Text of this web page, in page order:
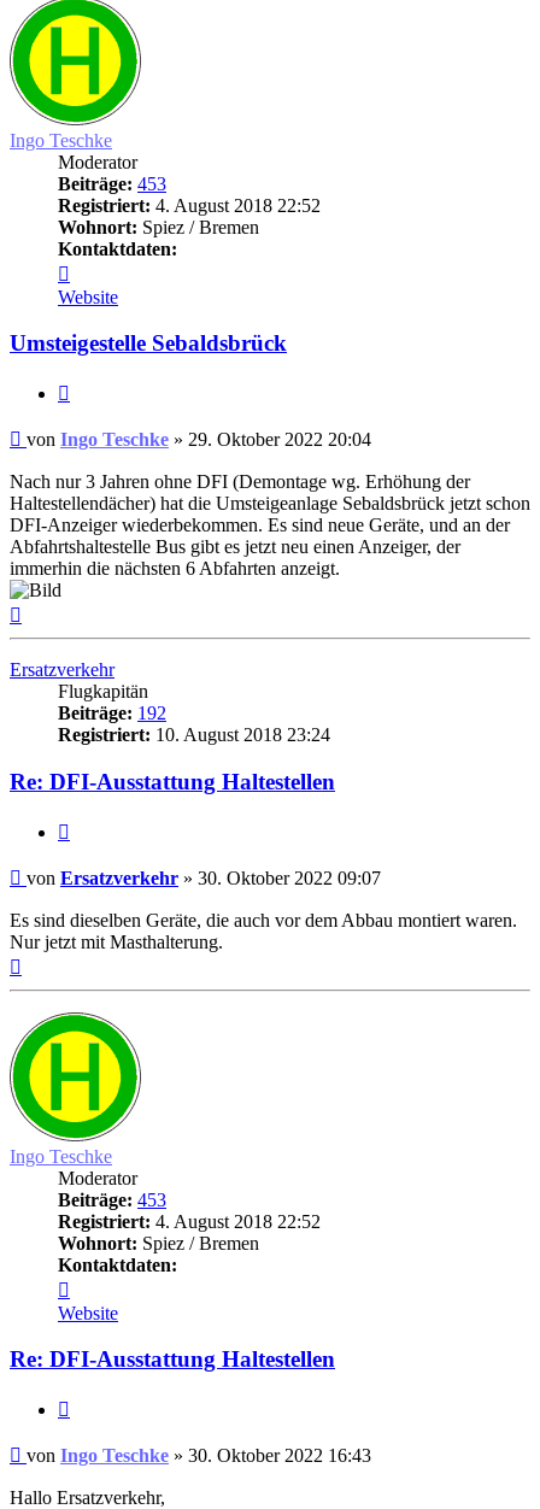
Ingo Teschke
Moderator
Beiträge: 453
Registriert: 4. August 2018 22:52
Wohnort: Spiez / Bremen
Kontaktdaten:
von
Ingo
Teschke
Website
Umsteigestelle Sebaldsbrück
Ungelesener
von Ingo Teschke » 29. Oktober 2022 20:04
Nach nur 3 Jahren ohne DFI (Demontage wg. Erhöhung der
Haltestellendächer) hat die Umsteigeanlage Sebaldsbrück jetzt schon
DFI-Anzeiger wiederbekommen. Es sind neue Geräte, und an der
Abfahrtshaltestelle Bus gibt es jetzt neu einen Anzeiger, der
immerhin die nächsten 6 Abfahrten anzeigt.
Ersatzverkehr
Flugkapitän
Beiträge: 192
Registriert: 10. August 2018 23:24
Re: DFI-Ausstattung Haltestellen
Ungelesener
von Ersatzverkehr » 30. Oktober 2022 09:07
Es sind dieselben Geräte, die auch vor dem Abbau montiert waren.
Nur jetzt mit Masthalterung.
Ingo Teschke
Moderator
Beiträge: 453
Registriert: 4. August 2018 22:52
Wohnort: Spiez / Bremen
Kontaktdaten:
von
Ingo
Teschke
Website
Re: DFI-Ausstattung Haltestellen
Ungelesener
von Ingo Teschke » 30. Oktober 2022 16:43
Hallo Ersatzverkehr,